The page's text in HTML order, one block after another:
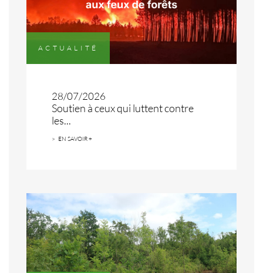
ACTUALITÉ
28/07/2026
Soutien à ceux qui luttent contre
les...
EN SAVOIR +